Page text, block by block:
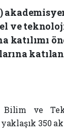
ve
katılımı
Bilim ve
350